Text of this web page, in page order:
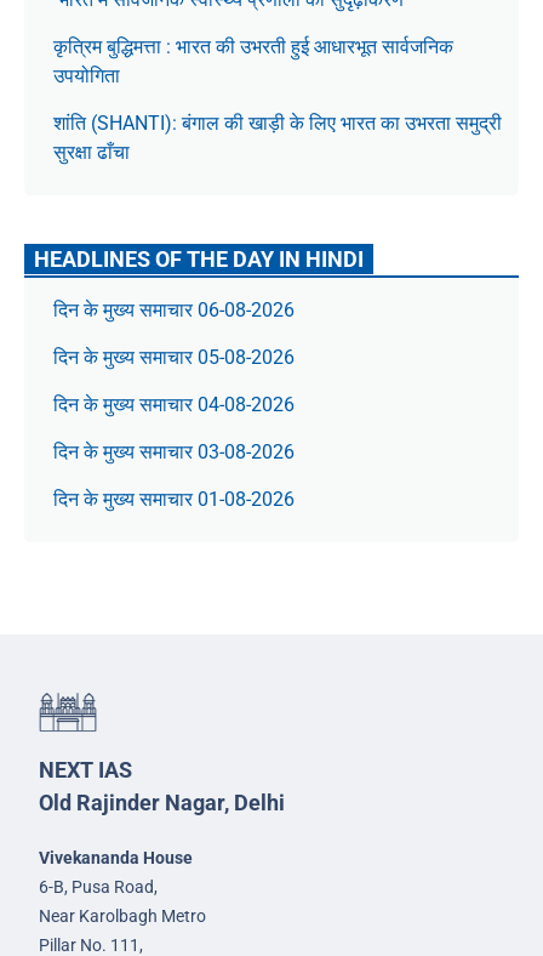
कृत्रिम बुद्धिमत्ता : भारत की उभरती हुई आधारभूत सार्वजनिक
उपयोगिता
शांति (SHANTI): बंगाल की खाड़ी के लिए भारत का उभरता समुद्री
सुरक्षा ढाँचा
HEADLINES OF THE DAY IN HINDI
दिन के मुख्य समाचार 06-08-2026
दिन के मुख्य समाचार 05-08-2026
दिन के मुख्य समाचार 04-08-2026
दिन के मुख्य समाचार 03-08-2026
दिन के मुख्य समाचार 01-08-2026
NEXT IAS
Old Rajinder Nagar, Delhi
Vivekananda House
6-B, Pusa Road,
Near Karolbagh Metro
Pillar No. 111,